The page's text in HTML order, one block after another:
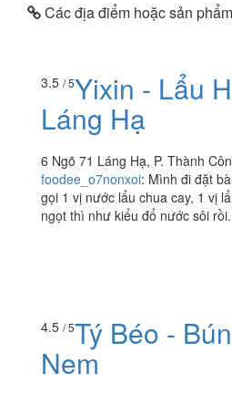
Các địa điểm hoặc sản
3.5 / 5Yixin - Lẩu
Láng Hạ
6 Ngõ 71 Láng Hạ, P. Thành
foodee_o7nonxoi: Mình đi đặt
gọi 1 vị nước lẩu chua cay, 1 vị
ngọt thì như kiểu đổ nước sôi